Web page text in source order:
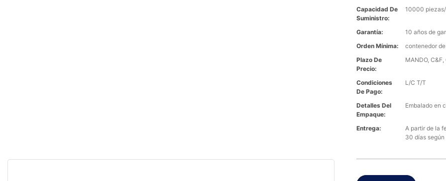
Capacidad De
Suministro:
10000
Garantía:
10 años de
Orden Mínima:
contenedor
Plazo De
Precio:
MANDO,
Condiciones
De Pago:
L/C T/T
Detalles Del
Empaque:
Embalado en
Entrega:
A partir de la
30 días